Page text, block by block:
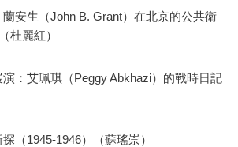
安生（John B. Grant）在北京的公共衛
杜麗紅）
：艾珮琪（Peggy Abkhazi）的戰時日記
（1945-1946）（蘇瑤崇）